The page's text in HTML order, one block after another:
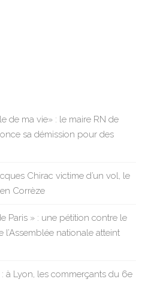
de ma vie» : le maire RN de
sa démission pour des
Chirac victime d’un vol, le
Corrèze
Paris » : une pétition contre le
l’Assemblée nationale atteint
à Lyon, les commerçants du 6e